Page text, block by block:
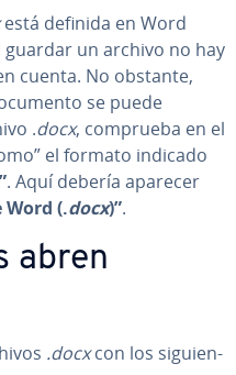
está definida en Word
guardar un archivo no hay
cuenta. No obstante,
se puede
.docx, comprueba en el
el formato indicado
. Aquí debería aparecer
(.docx)”.
abren
.docxcon los si­guie­n­